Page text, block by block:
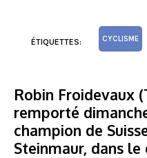
ÉTIQUETTES: CYCLISME
Robin Froidevaux
remporté
champion de
Steinmaur, dans